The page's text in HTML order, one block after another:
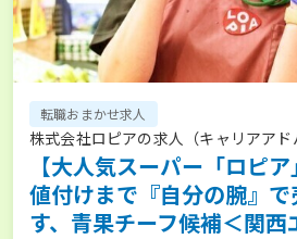
転職おまかせ求人
株式会社ロピアの求人（キャリアアド
【大人気スーパー「ロピ
値付けまで『自分の腕』
す、青果チーフ候補＜関西